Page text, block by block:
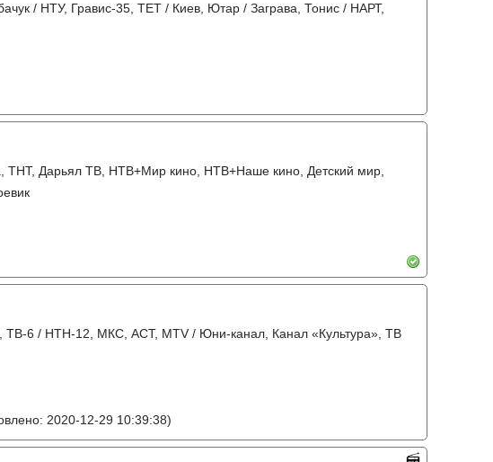
/ НТУ, Гравис-35, ТЕТ / Киев, Ютар / Заграва, Тонис / НАРТ,
ТНТ, Дарьял ТВ, НТВ+Мир кино, НТВ+Наше кино, Детский мир,
6 / НТН-12, МКС, АСТ, MTV / Юни-канал, Канал «Культура», ТВ
2020-12-29 10:39:38)